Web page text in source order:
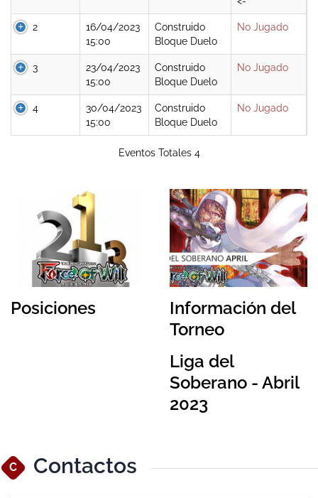
2
16/04/2023
15:00
Construido
Bloque Duelo
No Jugado
3
23/04/2023
15:00
Construido
Bloque Duelo
No Jugado
4
30/04/2023
15:00
Construido
Bloque Duelo
No Jugado
Eventos Totales 4
Posiciones
Información del
Torneo
Liga del
Soberano - Abril
2023
C Contactos